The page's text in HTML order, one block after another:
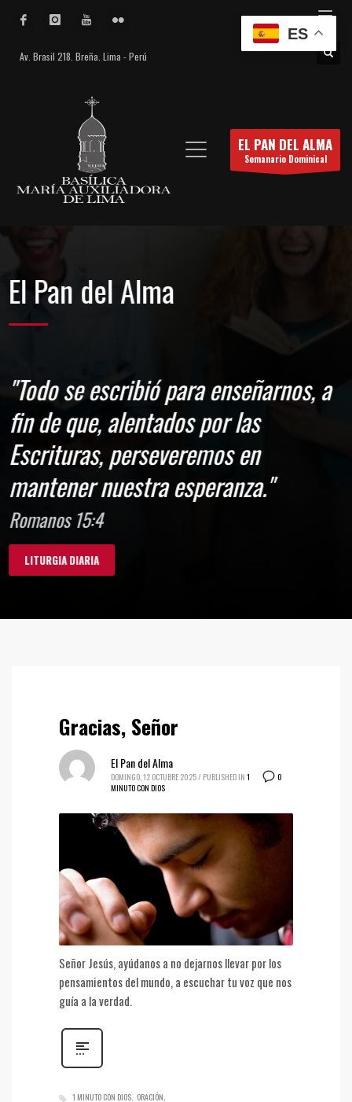
Av. Brasil 218. Breña. Lima - Perú
EL PAN DEL ALMA
Semanario Dominical
El Pan del Alma
"Todo se escribió para enseñarnos, a
fin de que, alentados por las
Escrituras, perseveremos en
mantener nuestra esperanza."
Romanos 15:4
LITURGIA DIARIA
Gracias, Señor
0
El Pan del Alma
DOMINGO, 12 OCTUBRE 2025/ PUBLISHED IN 1
MINUTO CON DIOS
Señor Jesús, ayúdanos a no dejarnos llevar por los
pensamientos del mundo, a escuchar tu voz que nos
guía a la verdad.
1 MINUTO CON DIOS ORACIÓN
ES